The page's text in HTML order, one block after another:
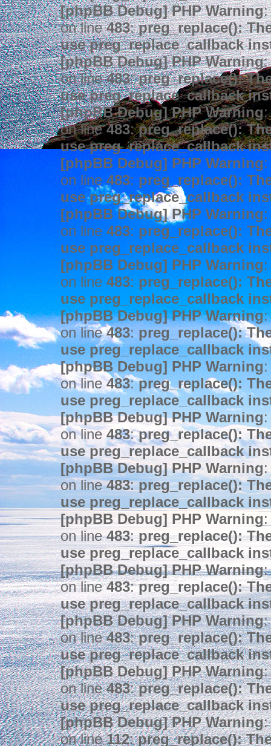
[phpBB Debug] PHP Warning:
on line483:preg_replace():
use preg_replace_callback
[phpBB Debug] PHP Warning:
on line483:preg_replace():
use preg_replace_callback
[phpBB Debug] PHP Warning:
on line483:preg_replace():
use preg_replace_callback
[phpBB Debug] PHP Warning
on line 483: preg_replace():
use preg_replace_callback
[phpBB Debug] PHP Warning
on line 483: preg_replace():
use preg_replace_callback
[phpBB Debug] PHP Warning
on line 483: preg_replace():
use preg_replace_callback
[phpBB Debug] PHP Warning:
on line483: preg_replace():
use preg_replace_callback
[phpBB Debug] PHP Warning
on line483:preg_replace():
use preg_replace_callback
[phpBB Debug] PHP Warning
on line483:preg_replace():
use preg_replace_callback
[phpBB Debug] PHP Warning
on line483:preg_replace():
use preg_replace_callback
[phpBB Debug] PHP Warning
on line483:preg_replace():
use preg_replace_callback
[phpBB Debug] PHP Warning:
on line483:preg_replace():
use preg_replace_callback
[phpBB Debug] PHP Warning:
on line483:preg_replace():
use preg_replace_callback
[phpBB Debug] PHP Warning:
on line483:preg_replace():
use preg_replace_callback
[phpBB Debug] PHP Warning:
on line112:preg_replace():